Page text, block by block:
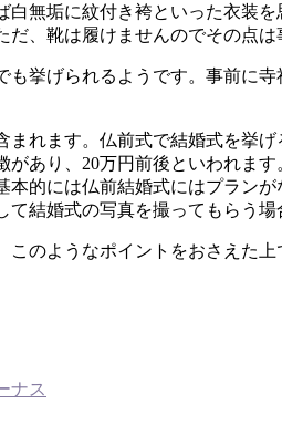
白無垢に紋付き袴といった衣装
、靴は履けませんのでその点は
も挙げられるようです。事前に
まれます。仏前式で結婚式を挙
があり、20万円前後といわれま
本的には仏前結婚式にはプラン
て結婚式の写真を撮ってもらう
このようなポイントをおさえた